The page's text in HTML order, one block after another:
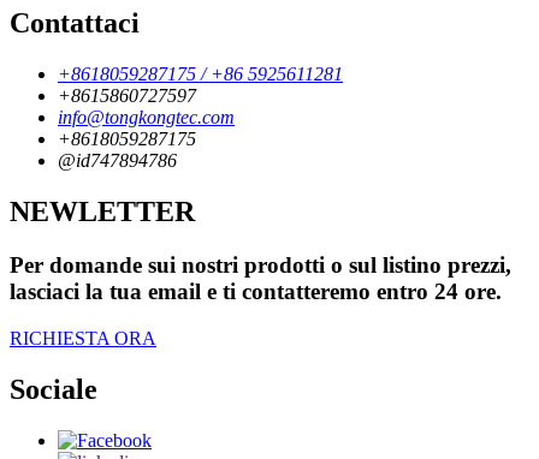
Contattaci
+8618059287175 / +86 5925611281
+8615860727597
info@tongkongtec.com
+8618059287175
@id747894786
NEWLETTER
Per domande sui nostri prodotti o sul listino prezzi,
lasciaci la tua email e ti contatteremo entro 24 ore.
RICHIESTA ORA
Sociale